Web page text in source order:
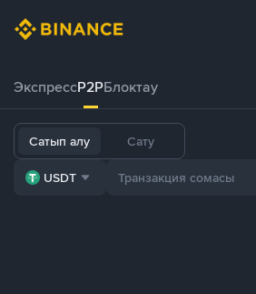
ЭкспрессP2PБлоктау
Сатып алу Сату
USDT